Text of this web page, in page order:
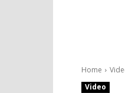
Home
Video